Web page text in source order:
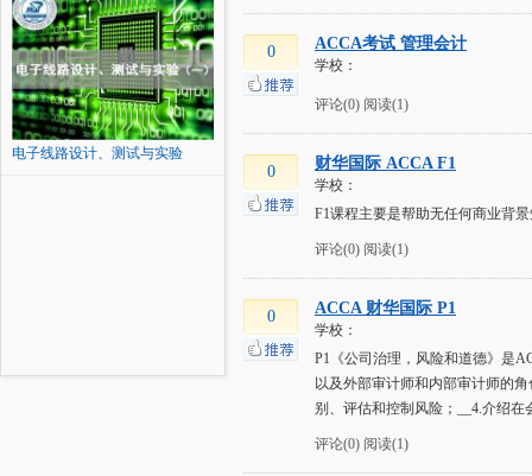
电子线路设计、测试与实验
（一...
0 ACCA考试 管理会计
学校：
评论(0) 阅读(1)
0 财华国际 ACCA F1
学校：
F1课程主要是帮助无任何商业背
评论(0) 阅读(1)
0 ACCA 财华国际 P1
学校：
P1《公司治理，风险和道德》是
以及外部审计师和内部审计师的
别、评估和控制风险；__4.介绍
评论(0) 阅读(1)